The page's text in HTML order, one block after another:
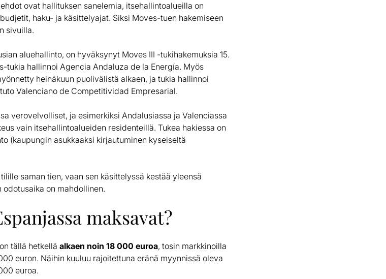
ovat hallituksen sanelemia, itsehallintoalueilla on
haku- ja käsittelyajat. Siksi Moves-tuen hakemiseen
sivuilla.
aluehallinto, on hyväksynyt Moves III -tukihakemuksia 15.
tukia hallinnoi Agencia Andaluza de la Energía. Myös
heinäkuun puolivälistä alkaen, ja tukia hallinnoi
Valenciano de Competitividad Empresarial.
verovelvolliset, ja esimerkiksi Andalusiassa ja Valenciassa
vain itsehallintoalueiden residenteillä. Tukea hakiessa on
(kaupungin asukkaaksi kirjautuminen kyseiseltä
saman tien, vaan sen käsittelyssä kestää yleensä
on mahdollinen.
maksavat?
tällä hetkellä alkaen noin 18 000 euroa, tosin markkinoilla
euron. Näihin kuuluu rajoitettuna eränä myynnissä oleva
euroa.